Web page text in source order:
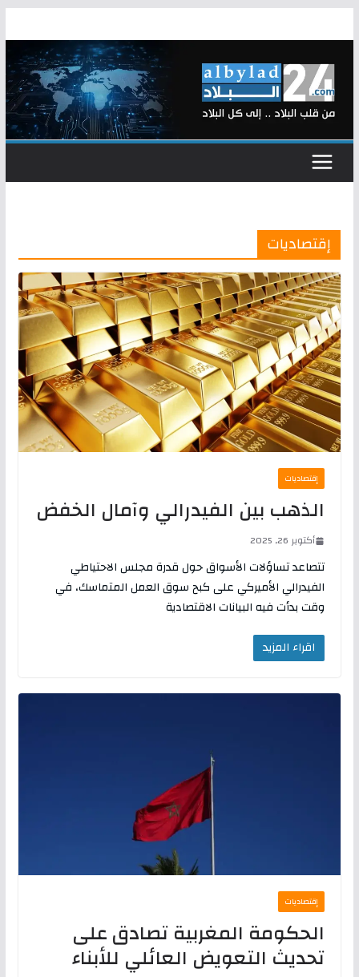
to
content
إقتصاديات
إقتصاديات
الذهب بين الفيدرالي وآمال الخفض
أكتوبر 26, 2025
تتصاعد تساؤلات الأسواق حول قدرة مجلس الاحتياطي
الفيدرالي الأميركي على كبح سوق العمل المتماسك، في
وقت بدأت فيه البيانات الاقتصادية
اقراء المزيد
إقتصاديات
الحكومة المغربية تصادق على
تحديث التعويض العائلي للأبناء